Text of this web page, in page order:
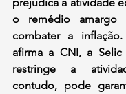
o remédio amargo
combater a
afirma a CNI, a Selic
restringe a
contudo, pode